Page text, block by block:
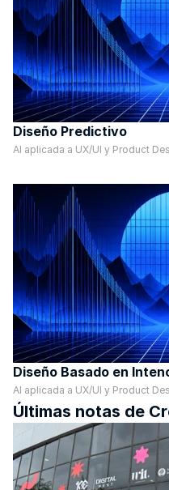
Diseño Predictivo
AI aplicada a UX/UI y Product
Diseño Basado en
AI aplicada a UX/UI y Product
Últimas notas de